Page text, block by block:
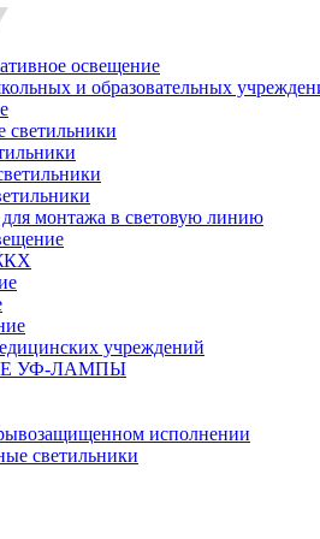
освещение
и образовательных
светильники
монтажа в световую линию
учреждений
УФ-ЛАМПЫ
исполнении
светильники